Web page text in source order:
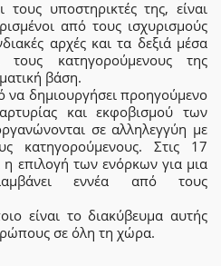
υποστηρικτές της, είναι
από τους ισχυρισμούς
αρχές και τα δεξιά μέσα
τους κατηγορούμενους της
βάση.
να δημιουργήσει προηγούμενο
και εκφοβισμού των
σε αλληλεγγύη με
κατηγορούμενους. Στις 17
επιλογή των ενόρκων για μια
εννέα από τους
είναι το διακύβευμα αυτής
σε όλη τη χώρα.